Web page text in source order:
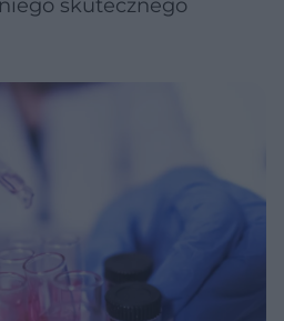
skutecznego